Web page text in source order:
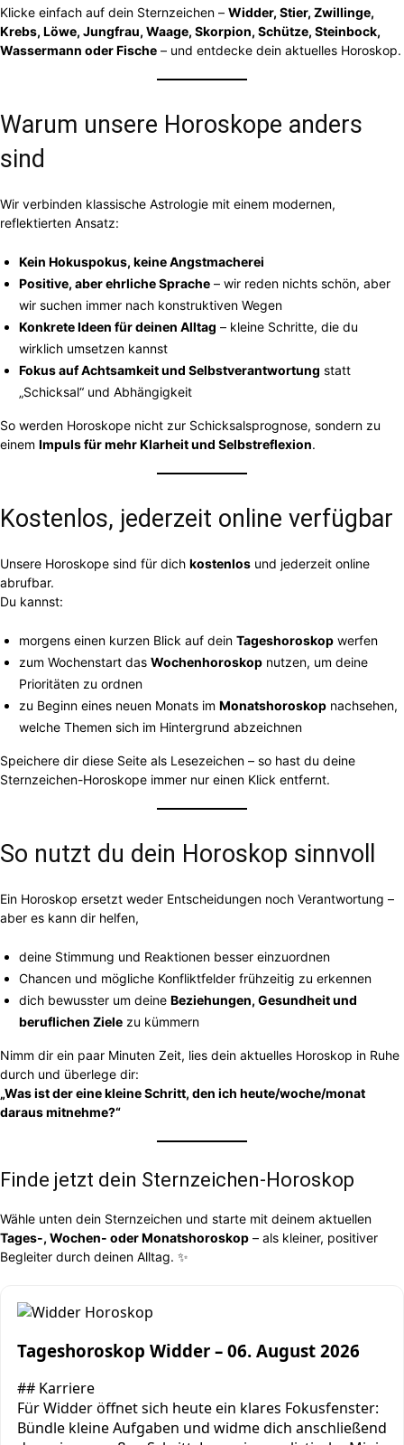
Klicke einfach auf dein Sternzeichen – Widder, Stier, Zwillinge,
Krebs, Löwe, Jungfrau, Waage, Skorpion, Schütze, Steinbock,
Wassermann oder Fische – und entdecke dein aktuelles Horoskop.
Warum unsere Horoskope anders
sind
Wir verbinden klassische Astrologie mit einem modernen,
reflektierten Ansatz:
Kein Hokuspokus, keine Angstmacherei
Positive, aber ehrliche Sprache – wir reden nichts schön, aber
wir suchen immer nach konstruktiven Wegen
Konkrete Ideen für deinen Alltag – kleine Schritte, die du
wirklich umsetzen kannst
Fokus auf Achtsamkeit und Selbstverantwortung statt
„Schicksal“ und Abhängigkeit
So werden Horoskope nicht zur Schicksalsprognose, sondern zu
einem Impuls für mehr Klarheit und Selbstreflexion.
Kostenlos, jederzeit online verfügbar
Unsere Horoskope sind für dich kostenlos und jederzeit online
abrufbar.
Du kannst:
morgens einen kurzen Blick auf dein Tageshoroskop werfen
zum Wochenstart das Wochenhoroskop nutzen, um deine
Prioritäten zu ordnen
zu Beginn eines neuen Monats im Monatshoroskop nachsehen,
welche Themen sich im Hintergrund abzeichnen
Speichere dir diese Seite als Lesezeichen – so hast du deine
Sternzeichen-Horoskope immer nur einen Klick entfernt.
So nutzt du dein Horoskop sinnvoll
Ein Horoskop ersetzt weder Entscheidungen noch Verantwortung –
aber es kann dir helfen,
deine Stimmung und Reaktionen besser einzuordnen
Chancen und mögliche Konfliktfelder frühzeitig zu erkennen
dich bewusster um deine Beziehungen, Gesundheit und
beruflichen Ziele zu kümmern
Nimm dir ein paar Minuten Zeit, lies dein aktuelles Horoskop in Ruhe
durch und überlege dir:
„Was ist der eine kleine Schritt, den ich heute/woche/monat
daraus mitnehme?“
Finde jetzt dein Sternzeichen-Horoskop
Wähle unten dein Sternzeichen und starte mit deinem aktuellen
Tages-, Wochen- oder Monatshoroskop – als kleiner, positiver
Begleiter durch deinen Alltag. ✨